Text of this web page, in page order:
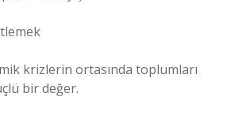
krizlerin ortasında toplumları
bir değer.